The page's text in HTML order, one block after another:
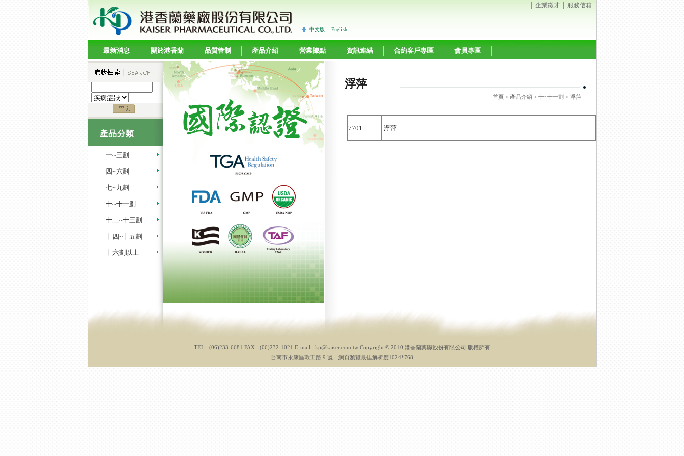
企業徵才│ 服務信箱
中文版 English
最新消息 關於港香蘭 品質管制 產品介紹 營業據點 資訊連結 合約客戶專區 會員專區
產品分類
一~三劃
四~六劃
七~九劃
十~十一劃
十二~十三劃
十四~十五劃
十六劃以上
浮萍
首頁> 產品介紹> 十~十一劃 > 浮萍
7701 浮萍
TEL : (06)233-6681 FAX : (06)232-1021 E-mail : kp@kaiser.com.tw Copyright © 2010 港香蘭藥廠股份有限公司 版權所有
台南市永康區環工路 9 號 網頁瀏覽最佳解析度1024*768